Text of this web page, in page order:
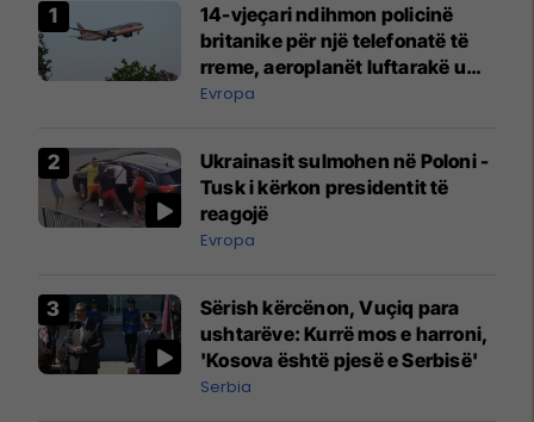
14-vjeçari ndihmon policinë
britanike për një telefonatë të
rreme, aeroplanët luftarakë u
ngritën në ajër për të
Mançesterit
Evropa
Ukrainasit sulmohen në Poloni -
Tusk i kërkon presidentit të
reagojë
Evropa
Sërish kërcënon, Vuçiq para
ushtarëve: Kurrë mos e harroni,
'Kosova është pjesë e Serbisë'
Serbia